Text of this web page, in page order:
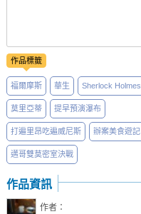
作品標籤
福爾摩斯 華生 Sherlock Holmes
莫里亞蒂 提早預演瀑布
打遍里昂吃遍威尼斯 辦案美食遊記
邁哥雙莫密室決戰
作品資訊
作者：